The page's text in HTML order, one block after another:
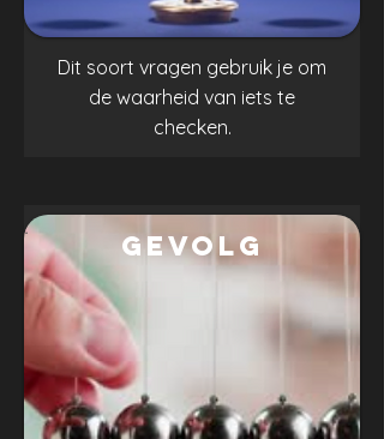
Dit soort vragen gebruik je om
de waarheid van iets te
checken.
.
gevolg